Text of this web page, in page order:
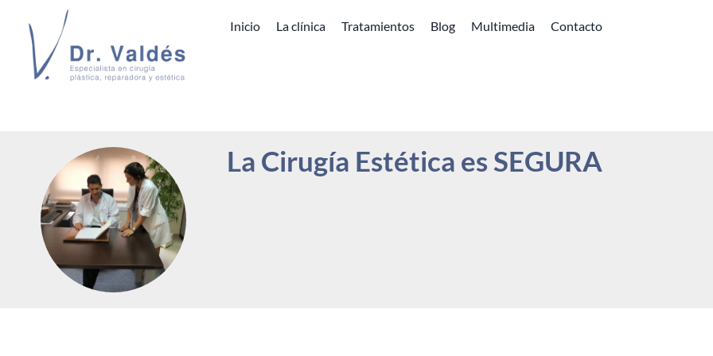
Inicio La clínica Tratamientos Blog Multimedia Contacto
La Cirugía Estética es SEGURA